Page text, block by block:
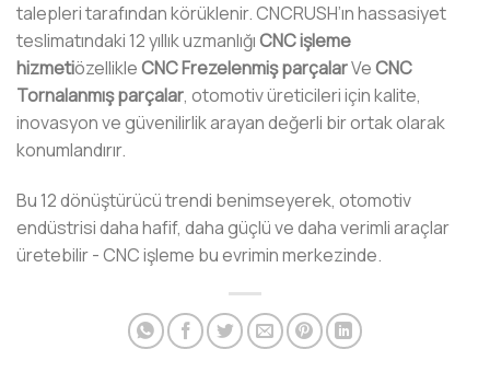
talepleri tarafından körüklenir. CNCRUSH’ın hassasiyet
teslimatındaki 12 yıllık uzmanlığıCNC işleme
hizmetiözellikleCNC Frezelenmiş parçalarVeCNC
Tornalanmış parçalar, otomotiv üreticileri için kalite,
inovasyon ve güvenilirlik arayan değerli bir ortak olarak
konumlandırır.
Bu 12 dönüştürücü trendi benimseyerek, otomotiv
endüstrisi daha hafif, daha güçlü ve daha verimli araçlar
üretebilir - CNC işleme bu evrimin merkezinde.